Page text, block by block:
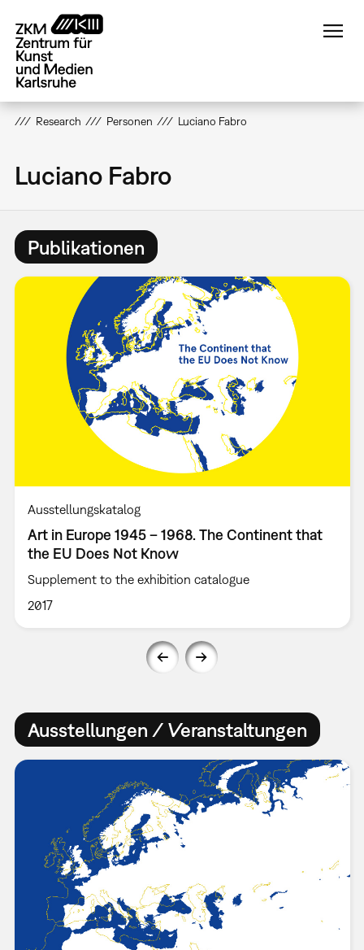
zum
Inhalt
Research Personen Luciano Fabro
Luciano Fabro
Publikationen
Ausstellungskatalog
Art in Europe 1945 – 1968. The Continent that
the EU Does Not Know
Supplement to the exhibition catalogue
2017
Ausstellungen / Veranstaltungen